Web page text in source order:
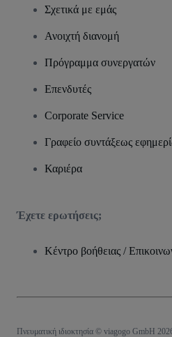
Σχετικά με εμάς
Ανοιχτή διανομή
Πρόγραμμα συνεργατών
Επενδυτές
Corporate Service
Γραφείο συντάξεως
Καριέρα
Έχετε ερωτήσεις;
Κέντρο βοήθειας /
Πνευματική ιδιοκτησία © viagogo GmbH